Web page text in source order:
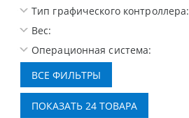
Тип графического контроллера:
Вес:
Операционная система: